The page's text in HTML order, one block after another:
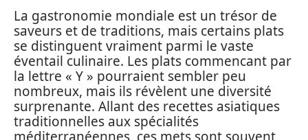
La gastronomie mondiale est un trésor de
saveurs et de traditions, mais certains plats
se distinguent vraiment parmi le vaste
éventail culinaire. Les plats commencant par
la lettre « Y » pourraient sembler peu
nombreux, mais ils révèlent une diversité
surprenante. Allant des recettes asiatiques
traditionnelles aux spécialités